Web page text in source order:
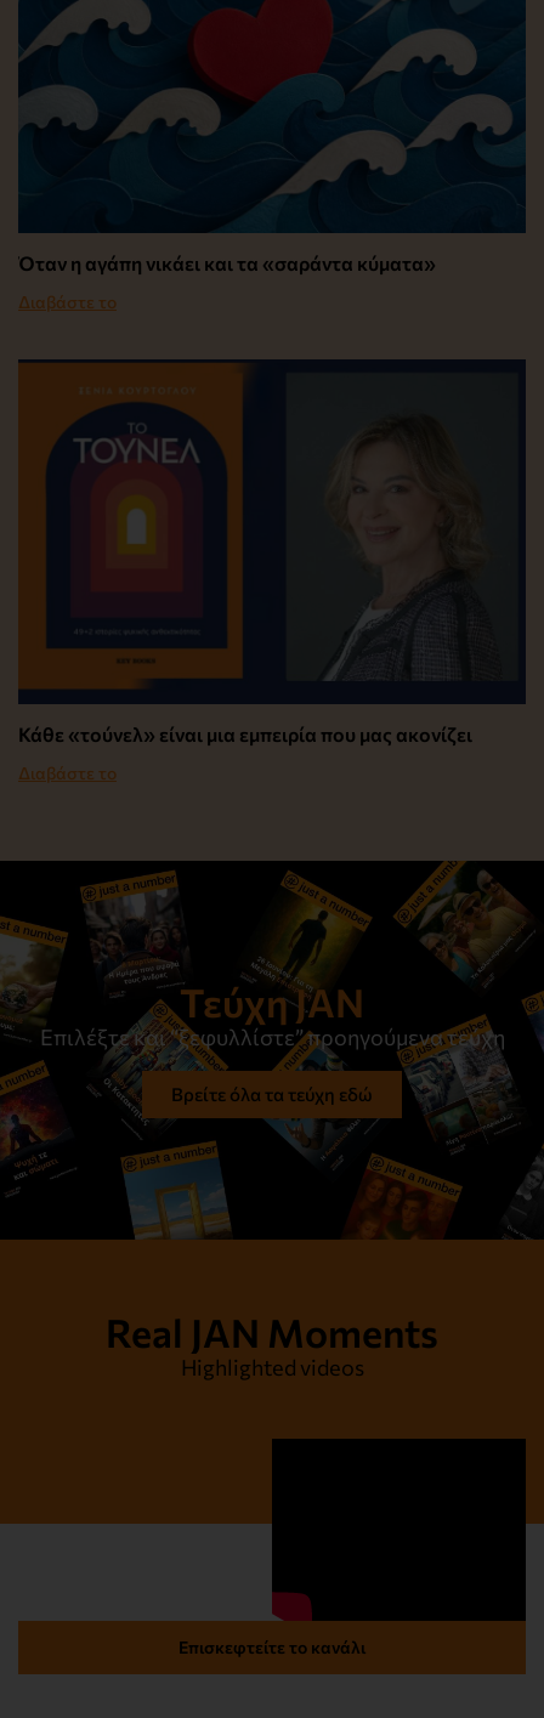
Όταν η αγάπη νικάει και τα «σαράντα κύματα»
Διαβάστε το
Κάθε «τούνελ» είναι μια εμπειρία που μας ακονίζει
Διαβάστε το
Τεύχη JAN
Επιλέξτε και “ξεφυλλίστε” προηγούμενα τεύχη
Βρείτε όλα τα τεύχη εδώ
Real JAN Moments
Highlighted videos
Επισκεφτείτε το κανάλι